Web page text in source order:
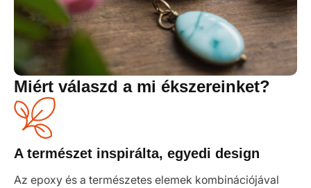
Miért válaszd a mi ékszereinket?
A természet inspirálta, egyedi design
Az epoxy és a természetes elemek kombinációjával